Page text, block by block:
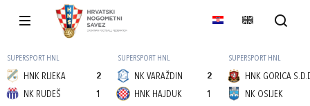
SUPERSPORT HNL
HNK RIJEKA
2
1
NK RUDEŠ
SUPERSPORT HNL
NK VARAŽDIN
2
1
HNK HAJDUK
SUPERSPORT HNL
HNK GORICA
NK OSIJEK